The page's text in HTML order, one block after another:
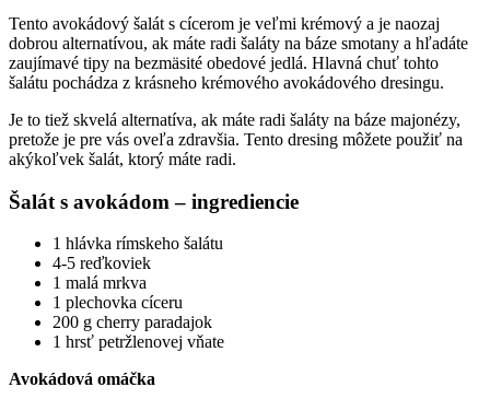
Tento avokádový šalát s cícerom je veľmi krémový a je naozaj
dobrou alternatívou, ak máte radi šaláty na báze smotany a hľadáte
zaujímavé tipy na bezmäsité obedové jedlá. Hlavná chuť tohto
šalátu pochádza z krásneho krémového avokádového dresingu.
Je to tiež skvelá alternatíva, ak máte radi šaláty na báze majonézy,
pretože je pre vás oveľa zdravšia. Tento dresing môžete použiť na
akýkoľvek šalát, ktorý máte radi.
Šalát s avokádom – ingrediencie
1 hlávka rímskeho šalátu
4-5 reďkoviek
1 malá mrkva
1 plechovka cíceru
200 g cherry paradajok
1 hrsť petržlenovej vňate
Avokádová omáčka